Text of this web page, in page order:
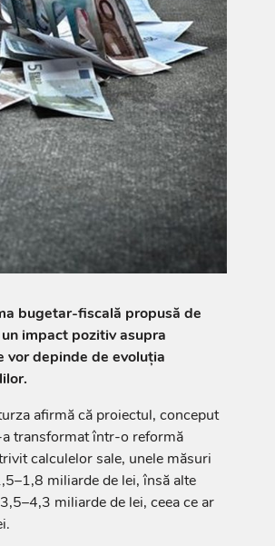
bugetar-fiscală propusă de
impact pozitiv asupra
vor depinde de evoluția
afirmă că proiectul, conceput
transformat într-o reformă
calculelor sale, unele măsuri
miliarde de lei, însă alte
miliarde de lei, ceea ce ar